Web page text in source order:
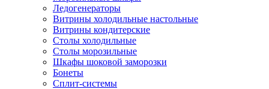
Ледогенераторы
Витрины холодильные настольные
Витрины кондитерские
Столы холодильные
Столы морозильные
Шкафы шоковой заморозки
Бонеты
Сплит-системы